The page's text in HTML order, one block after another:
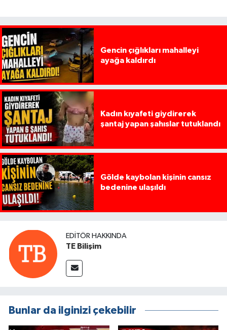
Gencin çığlıkları mahalleyi
ayağa kaldırdı
Kadın kıyafeti giydirerek
şantaj yapan şahıslar tutuklandı
Gölde kaybolan kişinin cansız
bedenine ulaşıldı
EDITÖR HAKKINDA
TE Bilişim
Bunlar da ilginizi çekebilir